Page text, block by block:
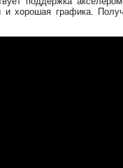
хорошая графика.